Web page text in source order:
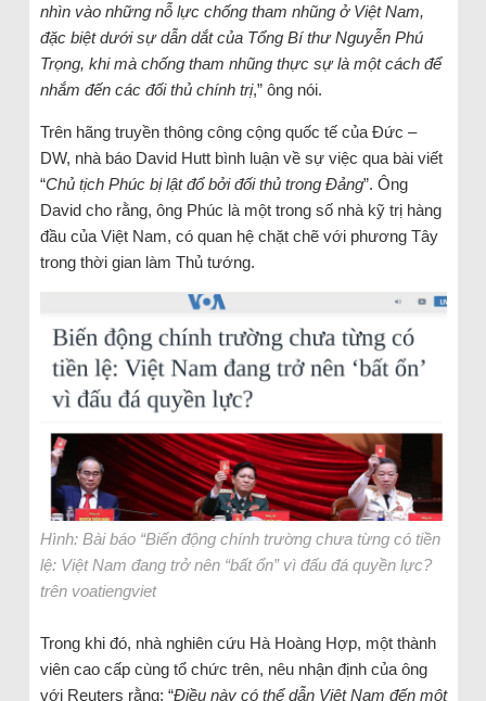
nhìn vào những nỗ lực chống tham nhũng ở Việt Nam,
đặc biệt dưới sự dẫn dắt của Tổng Bí thư Nguyễn Phú
Trọng, khi mà chống tham nhũng thực sự là một cách để
nhắm đến các đối thủ chính trị,” ông nói.
Trên hãng truyền thông công cộng quốc tế của Đức –
DW, nhà báo David Hutt bình luận về sự việc qua bài viết
“Chủ tịch Phúc bị lật đổ bởi đối thủ trong Đảng”. Ông
David cho rằng, ông Phúc là một trong số nhà kỹ trị hàng
đầu của Việt Nam, có quan hệ chặt chẽ với phương Tây
trong thời gian làm Thủ tướng.
Hình: Bài báo “Biến động chính trường chưa từng có tiền
lệ: Việt Nam đang trở nên “bất ổn” vì đấu đá quyền lực?
trên voatiengviet
Trong khi đó, nhà nghiên cứu Hà Hoàng Hợp, một thành
viên cao cấp cùng tổ chức trên, nêu nhận định của ông
với Reuters rằng: “Điều này có thể dẫn Việt Nam đến một